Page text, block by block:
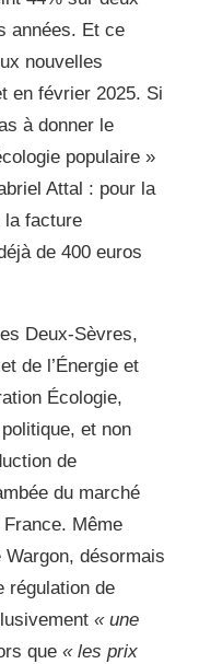
années. Et ce
nouvelles
en février 2025. Si
à donner le
populaire »
Attal : pour la
la facture
de 400 euros
Deux-Sèvres,
de l’Énergie et
Écologie,
et non
de
du marché
Même
Wargon, désormais
régulation de
« une
que « les prix